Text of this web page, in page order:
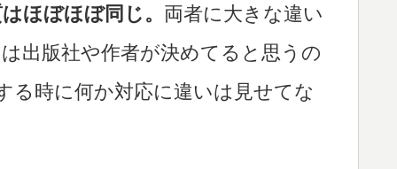
ほぼほぼ同じ。 両者に大きな違い
出版社や作者が決めてると思うの
る時に何か対応に違いは見せてな